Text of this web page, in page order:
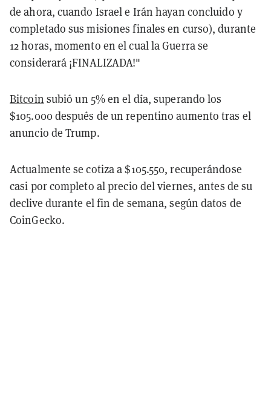
de ahora, cuando Israel e Irán hayan concluido y
completado sus misiones finales en curso), durante
12 horas, momento en el cual la Guerra se
considerará ¡FINALIZADA!"
Bitcoin subió un 5% en el día, superando los
$105.000 después de un repentino aumento tras el
anuncio de Trump.
Actualmente se cotiza a $105.550, recuperándose
casi por completo al precio del viernes, antes de su
declive durante el fin de semana, según datos de
CoinGecko.